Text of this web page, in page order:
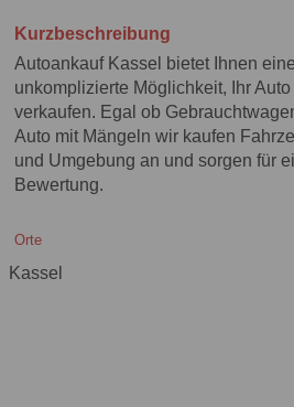
Kurzbeschreibung
Autoankauf Kassel bietet Ihnen
unkomplizierte Möglichkeit, Ihr
verkaufen. Egal ob
Auto mit Mängeln wir kaufen
und Umgebung an und sorgen für
Bewertung.
Orte
Kassel